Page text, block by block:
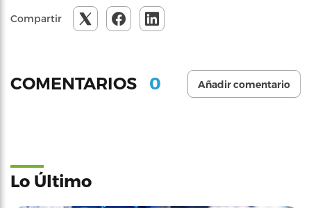
Compartir
COMENTARIOS 0 Añadir comentario
Lo Último